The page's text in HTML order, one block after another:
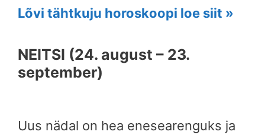
Lõvi tähtkuju horoskoopi loe siit »
NEITSI (24. august – 23.
september)
Uus nädal on hea enesearenguks ja